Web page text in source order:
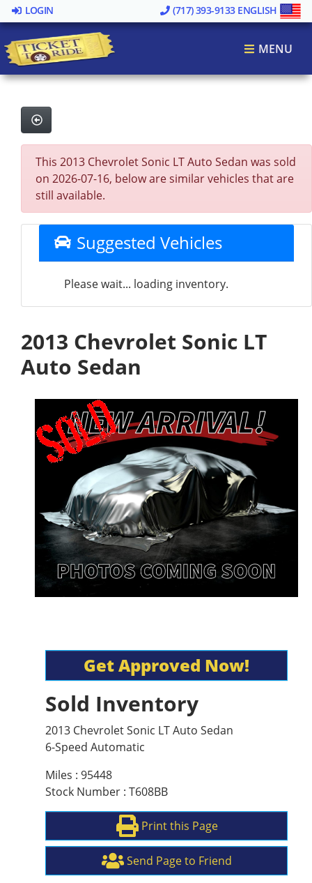
LOGIN (717) 393-9133 ENGLISH
MENU
This 2013 Chevrolet Sonic LT Auto Sedan was sold
on 2026-07-16, below are similar vehicles that are
still available.
Suggested Vehicles
Please wait... loading inventory.
2013 Chevrolet Sonic LT
Auto Sedan
Get Approved Now!
Sold Inventory
2013 Chevrolet Sonic LT Auto Sedan
6-Speed Automatic
Miles : 95448
Stock Number : T608BB
Print this Page
Send Page to Friend